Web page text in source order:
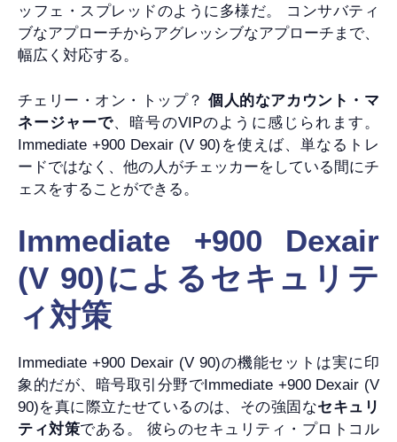
ッフェ・スプレッドのように多様だ。 コンサバティ
ブなアプローチからアグレッシブなアプローチまで、
幅広く対応する。
チェリー・オン・トップ？ 個人的なアカウント・マ
ネージャーで、暗号のVIPのように感じられます。
Immediate +900 Dexair (V 90)を使えば、単なるトレ
ードではなく、他の人がチェッカーをしている間にチ
ェスをすることができる。
Immediate +900 Dexair
(V 90)によるセキュリテ
ィ対策
Immediate +900 Dexair (V 90)の機能セットは実に印
象的だが、暗号取引分野でImmediate +900 Dexair (V
90)を真に際立たせているのは、その強固なセキュリ
ティ対策である。 彼らのセキュリティ・プロトコル